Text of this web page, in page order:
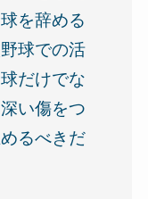
を辞める
球での活
だけでな
い傷をつ
るべきだ